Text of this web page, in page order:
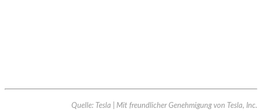
Quelle: Tesla | Mit freundlicher Genehmigung von Tesla, Inc.